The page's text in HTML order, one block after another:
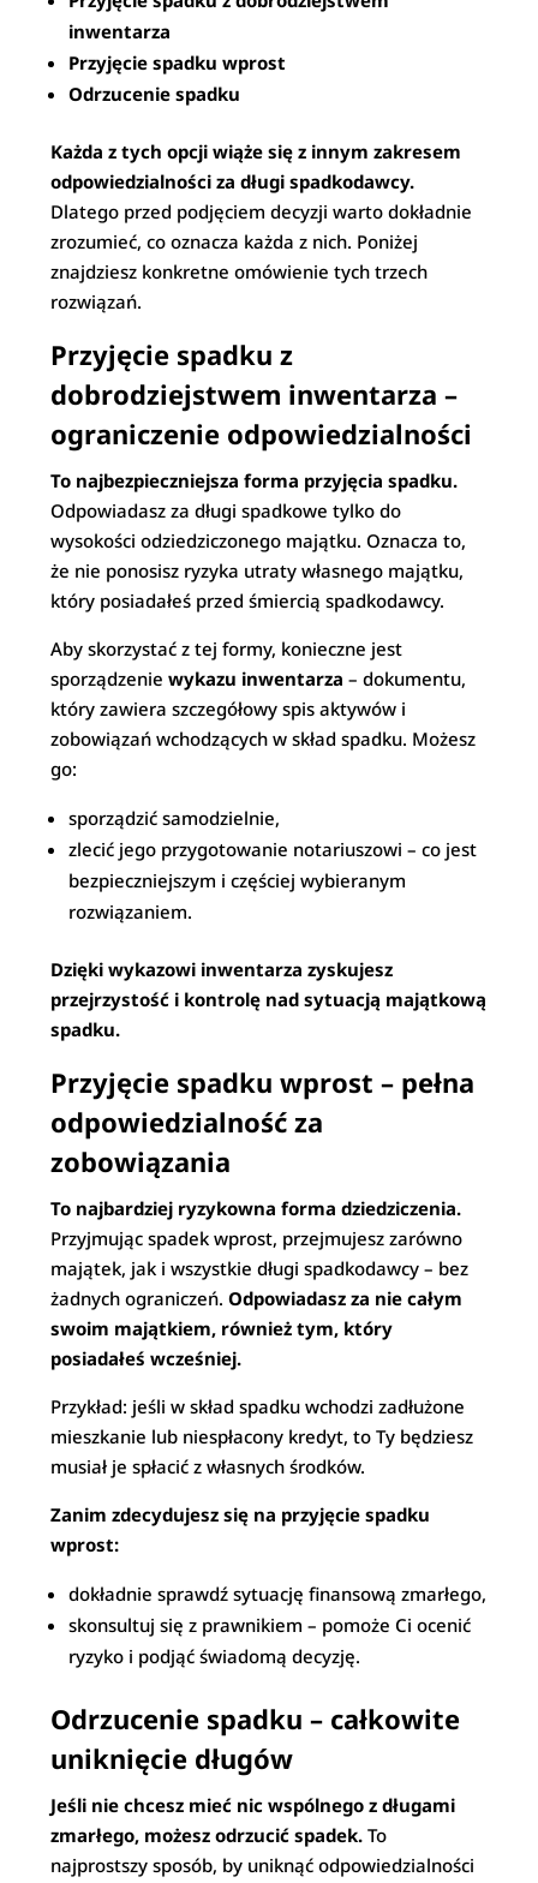
inwentarza
Przyjęcie spadku wprost
Odrzucenie spadku
Każda z tych opcji wiąże się z innym zakresem
odpowiedzialności za długi spadkodawcy.
Dlatego przed podjęciem decyzji warto dokładnie
zrozumieć, co oznacza każda z nich. Poniżej
znajdziesz konkretne omówienie tych trzech
rozwiązań.
Przyjęcie spadku z
dobrodziejstwem inwentarza –
ograniczenie odpowiedzialności
To najbezpieczniejsza forma przyjęcia spadku.
Odpowiadasz za długi spadkowe tylko do
wysokości odziedziczonego majątku. Oznacza to,
że nie ponosisz ryzyka utraty własnego majątku,
który posiadałeś przed śmiercią spadkodawcy.
Aby skorzystać z tej formy, konieczne jest
sporządzeniewykazu inwentarza – dokumentu,
który zawiera szczegółowy spis aktywów i
zobowiązań wchodzących w skład spadku. Możesz
go:
sporządzić samodzielnie,
zlecić jego przygotowanie notariuszowi – co jest
bezpieczniejszym i częściej wybieranym
rozwiązaniem.
Dzięki wykazowi inwentarza zyskujesz
przejrzystość i kontrolę nad sytuacją majątkową
spadku.
Przyjęcie spadku wprost – pełna
odpowiedzialność za
zobowiązania
To najbardziej ryzykowna forma dziedziczenia.
Przyjmując spadek wprost, przejmujesz zarówno
majątek, jak i wszystkie długi spadkodawcy – bez
żadnych ograniczeń.Odpowiadasz za nie całym
swoim majątkiem, również tym, który
posiadałeś wcześniej.
Przykład: jeśli w skład spadku wchodzi zadłużone
mieszkanie lub niespłacony kredyt, to Ty będziesz
musiał je spłacić z własnych środków.
Zanim zdecydujesz się na przyjęcie spadku
wprost:
dokładnie sprawdź sytuację finansową zmarłego,
skonsultuj się z prawnikiem – pomoże Ci ocenić
ryzyko i podjąć świadomą decyzję.
Odrzucenie spadku – całkowite
uniknięcie długów
Jeśli nie chcesz mieć nic wspólnego z długami
zmarłego, możesz odrzucić spadek. To
najprostszy sposób, by uniknąć odpowiedzialności